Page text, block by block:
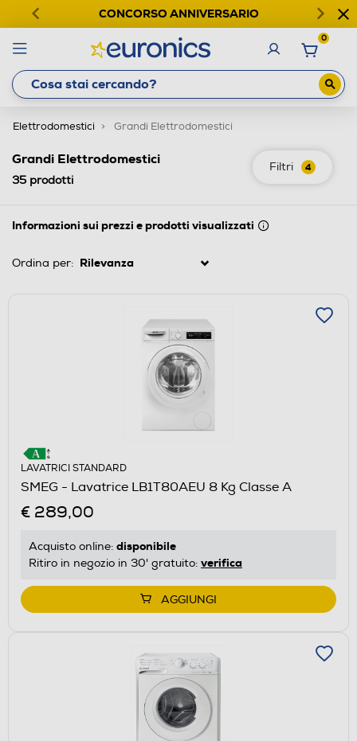
CONCORSO ANNIVERSARIO
0
Elettrodomestici Grandi Elettrodomestici
Filtri 4
Grandi Elettrodomestici
35 prodotti
Informazioni sui prezzi e prodotti visualizzati
Ordina per:
LAVATRICI STANDARD
SMEG - Lavatrice LB1T80AEU 8 Kg Classe A
€ 289,00
Acquisto online: disponibile
Ritiro in negozio in 30' gratuito: verifica
AGGIUNGI